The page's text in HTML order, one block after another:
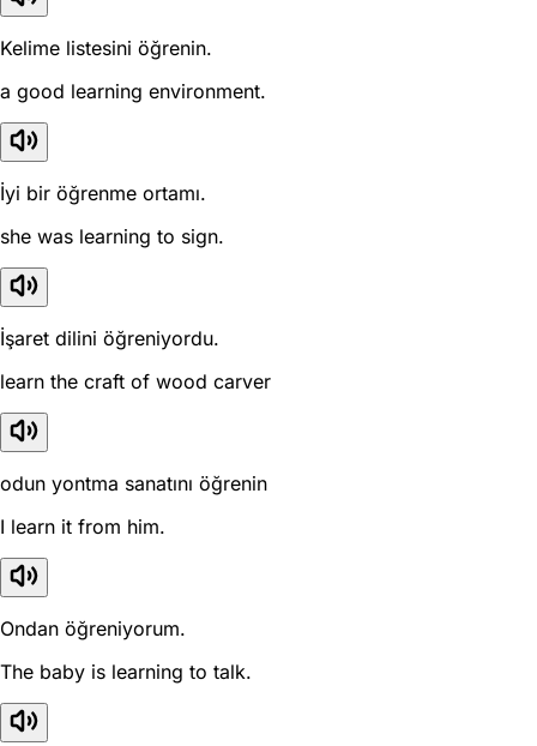
Kelime listesini öğrenin.
a good learning environment.
İyi bir öğrenme ortamı.
she was learning to sign.
İşaret dilini öğreniyordu.
learn the craft of wood carver
odun yontma sanatını öğrenin
I learn it from him.
Ondan öğreniyorum.
The baby is learning to talk.